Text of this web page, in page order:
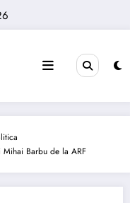
Barbu de la ARF